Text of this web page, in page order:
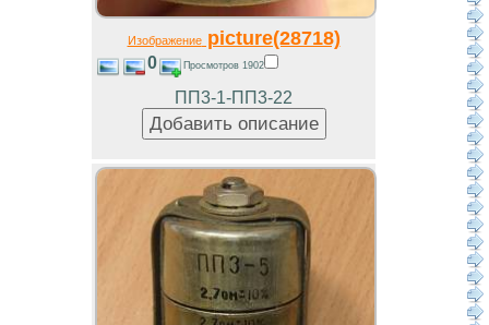
Изображениеpicture(28718)
0 Просмотров 1902
ПП3-1-ПП3-22